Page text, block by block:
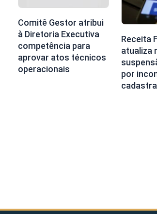
Comitê Gestor atribui
à Diretoria Executiva
competência para
aprovar atos técnicos
operacionais
Receita
atualiza
por
cadastral